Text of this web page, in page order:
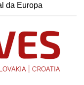
da Europa